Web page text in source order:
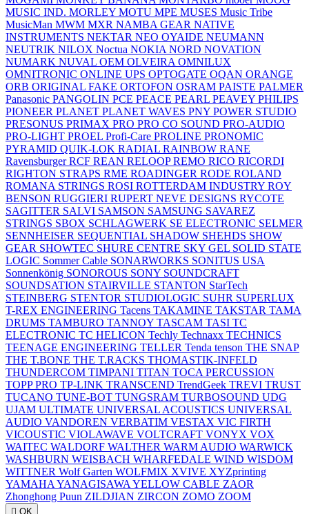
MUSIC IND. MORLEY MOTU MPE MUSES Music Tribe
MusicMan MWM MXR NAMBA GEAR NATIVE
INSTRUMENTS NEKTAR NEO OYAIDE NEUMANN
NEUTRIK NILOX Noctua NOKIA NORD NOVATION
NUMARK NUVAL OEM OLVEIRA OMNILUX
OMNITRONIC ONLINE UPS OPTOGATE OQAN ORANGE
ORB ORIGINAL FAKE ORTOFON OSRAM PAISTE PALMER
Panasonic PANGOLIN PCE PEACE PEARL PEAVEY PHILIPS
PIONEER PLANET PLANET WAVES PNY POWER STUDIO
PRESONUS PRIMAX PRO PRO CO SOUND PRO-AUDIO
PRO-LIGHT PROEL Profi-Care PROLINE PRONOMIC
PYRAMID QUIK-LOK RADIAL RAINBOW RANE
RavensburgerRCF REAN RELOOPREMO RICO RICORDI
RIGHTON STRAPS RME ROADINGER RODE ROLAND
ROMANA STRINGS ROSI ROTTERDAM INDUSTRY ROY
BENSON RUGGIERI RUPERT NEVE DESIGNS RYCOTE
SAGITTER SALVI SAMSON SAMSUNG SAVAREZ
STRINGS SBOX SCHLAGWERK SE ELECTRONIC SELMER
SENNHEISER SEQUENTIAL SHADOW SHEHDS SHOW
GEAR SHOWTEC SHURE CENTRE SKY GEL SOLID STATE
LOGIC Sommer Cable SONARWORKS SONITUS USA
Sonnenkönig SONOROUS SONY SOUNDCRAFT
SOUNDSATION STAIRVILLE STANTON StarTech
STEINBERG STENTOR STUDIOLOGIC SUHR SUPERLUX
T-REX ENGINEERING Tacens TAKAMINE TAKSTAR TAMA
DRUMS TAMBURO TANNOY TASCAM TASI TC
ELECTRONIC TC HELICON Techly Technaxx TECHNICS
TEENAGE ENGINEERING TELLER Tenda tenson THE SNAP
THE T.BONE THE T.RACKS THOMASTIK-INFELD
THUNDERCOM TIMPANI TITAN TOCA PERCUSSION
TOPP PRO TP-LINK TRANSCEND TrendGeek TREVI TRUST
TUCANO TUNE-BOT TUNGSRAM TURBOSOUND UDG
UJAM ULTIMATE UNIVERSAL ACOUSTICS UNIVERSAL
AUDIO VANDOREN VERBATIM VESTAX VIC FIRTH
VICOUSTIC VIOLAWAVE VOLTCRAFT VONYX VOX
WAITEC WALDORF WALTHER WARM AUDIO WARWICK
WASHBURN WEISBACH WHARFEDALE WIND WISDOM
WITTNER Wolf Garten WOLFMIX XVIVE XYZprinting
YAMAHA YANAGISAWA YELLOW CABLE ZAOR
Zhonghong Puun ZILDJIAN ZIRCON ZOMO ZOOM
 OK